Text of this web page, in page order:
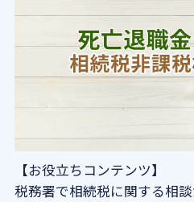
【お役立ちコンテンツ】
税務署で相続税に関する相